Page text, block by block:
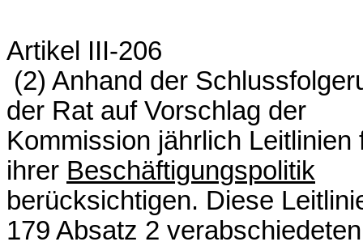
Artikel III-206
(2) Anhand der
der Rat auf Vorschlag der
Kommission jährlich
ihrer Beschäftigungspolitik
berücksichtigen. Diese
179 Absatz 2